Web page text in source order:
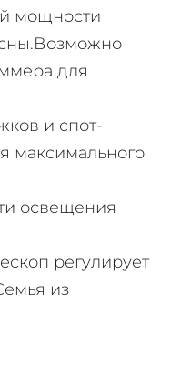
мощности
для
и спот-
максимального
освещения
регулирует
из